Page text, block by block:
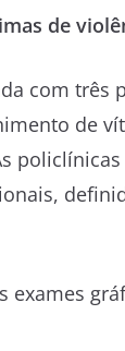
de
com três
de
exames